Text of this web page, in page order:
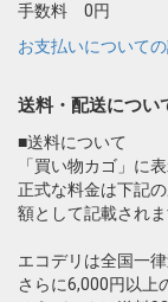
手数料 0円
お支払いについて
送料・配送につい
■送料について
「買い物カゴ」に
正式な料金は下記
額として記載されま
エコデリは全国一
さらに6,000円以上